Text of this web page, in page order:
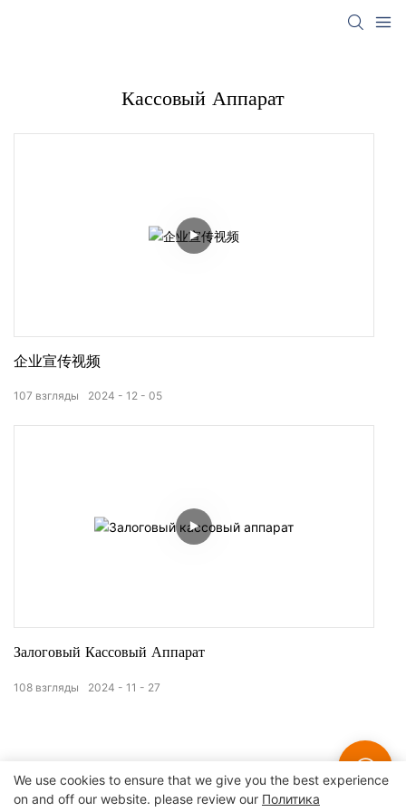
Кассовый Аппарат
企业宣传视频
2024 12 05
107 взгляды
Залоговый Кассовый Аппарат
2024 11 27
108 взгляды
We use cookies to ensure that we give you the best experience
on and off our website. please review our Политика